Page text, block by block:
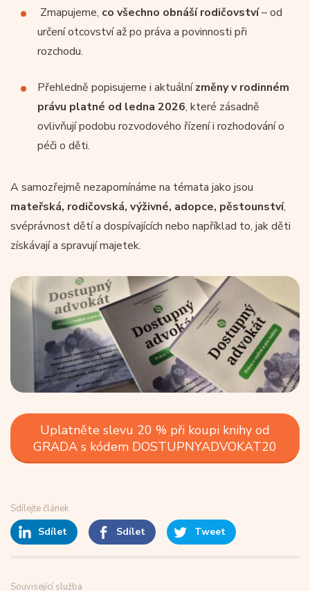
Zmapujeme, co všechno obnáší rodičovství– od
určení otcovství až po práva a povinnosti při
rozchodu.
Přehledně popisujeme i aktuálnízměny v rodinném
právu platné od ledna 2026, které zásadně
ovlivňují podobu rozvodového řízení i rozhodování o
péči o děti.
A samozřejmě nezapomínáme na témata jako jsou
mateřská, rodičovská, výživné, adopce, pěstounství,
svéprávnost dětí a dospívajících nebo například to, jak děti
získávají a spravují majetek.
Uplatněte slevu 20 % při koupi knihy od
GRADA s kódem DOSTUPNYADVOKAT20
Sdílejte článek
Sdílet Sdílet Tweet
Související služba